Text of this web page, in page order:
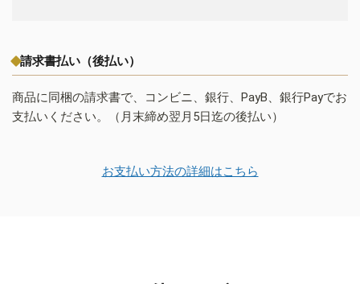
請求書払い（後払い）
商品に同梱の請求書で、コンビニ、銀行、PayB、銀行Payでお
支払いください。（月末締め翌月5日迄の後払い）
お支払い方法の詳細はこちら